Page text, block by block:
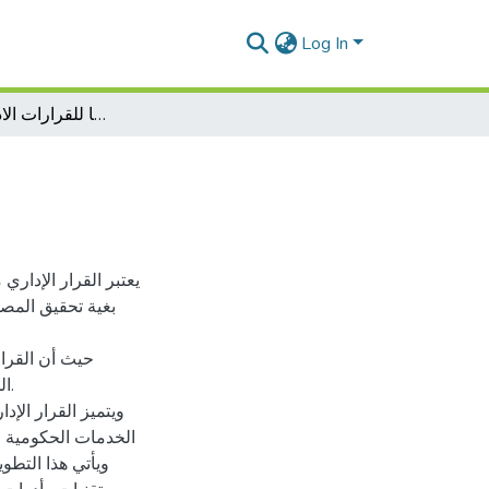
Log In
المعاملات القانونية وفقا للقرارات الادارية الالكترونية
يعتبر القرار
بغية تحقيق
حيث أن
ويتميز القرار
الخدمات الحكومية
ويأتي هذا